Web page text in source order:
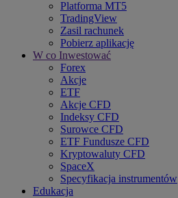
Platforma MT5
TradingView
Zasil rachunek
Pobierz aplikację
W co Inwestować
Forex
Akcje
ETF
Akcje CFD
Indeksy CFD
Surowce CFD
ETF Fundusze CFD
Kryptowaluty CFD
SpaceX
Specyfikacja instrumentów
Edukacja